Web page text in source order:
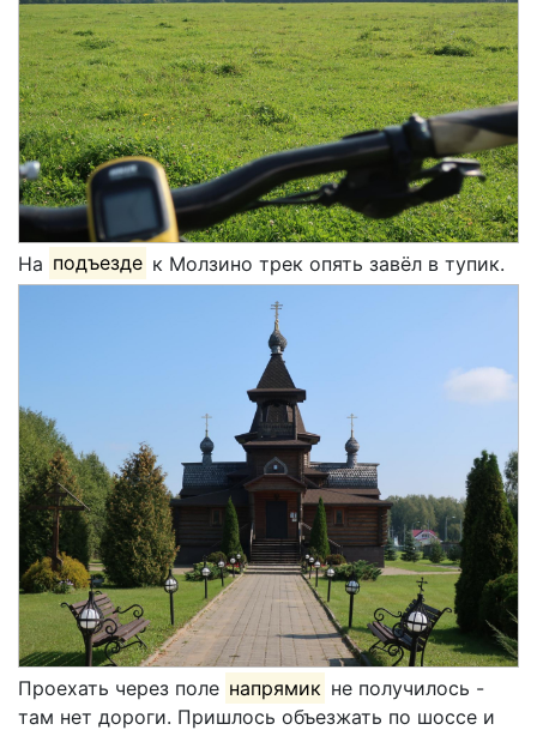
На подъезде к Молзино трек опять завёл в тупик.
Проехать через поле напрямик не получилось -
там нет дороги. Пришлось объезжать по шоссе и